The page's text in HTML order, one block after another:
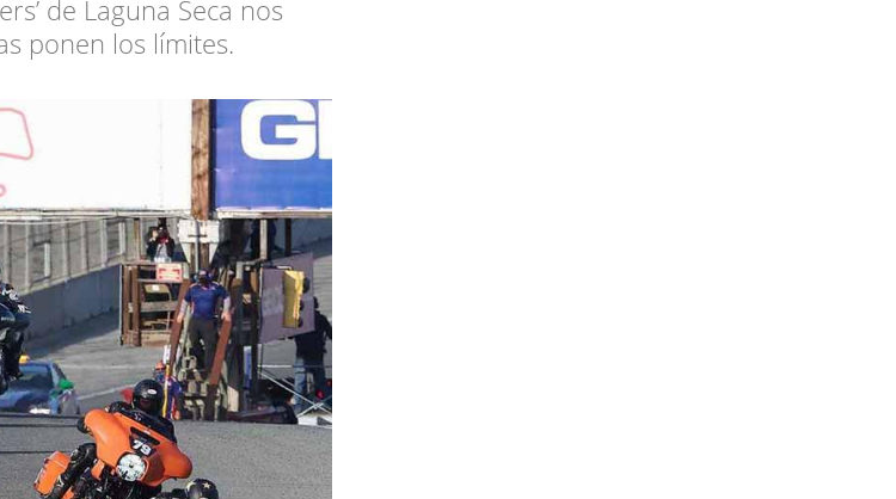
de Laguna Seca nos
ponen los límites.